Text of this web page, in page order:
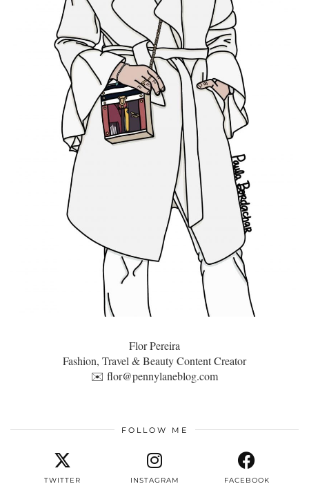
Flor Pereira
Fashion, Travel & Beauty Content Creator
✉️ flor@pennylaneblog.com
FOLLOW ME
TWITTER INSTAGRAM FACEBOOK